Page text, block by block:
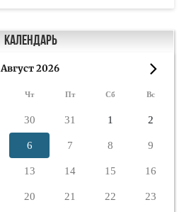
Календарь
Август 2026
Чт Пт Сб Вс
30 31 1 2
6 7 8 9
13 14 15 16
20 21 22 23